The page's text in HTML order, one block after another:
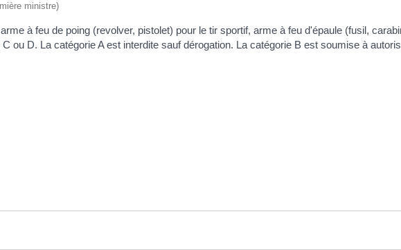
ministre)
à feu de poing (revolver, pistolet) pour le tir sportif, arme à feu d'épaule (fusil,
ou D. La catégorie A est interdite sauf dérogation. La catégorie B est soumise à